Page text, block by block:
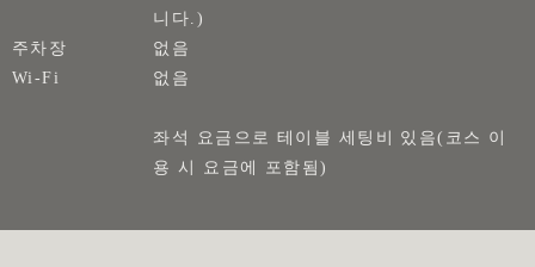
니다.)
주차장
없음
Wi-Fi
없음
좌석 요금으로 테이블 세팅비 있음(코스 이
용 시 요금에 포함됨)